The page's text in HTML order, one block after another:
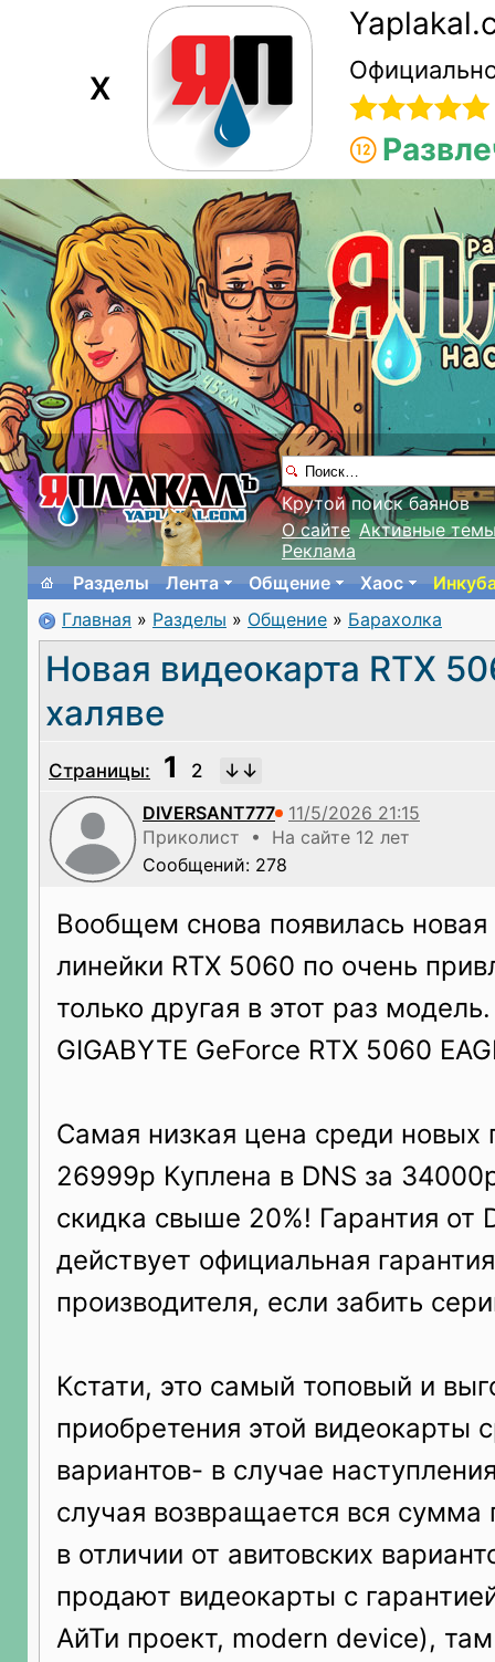
X
Крутой поиск баянов
О сайте Активные
Реклама
Разделы
Лента Общение Хаос
Главная » Разделы » Общение » Барахолка
Новая видеокарта RTX
халяве
Страницы: 1
2
DIVERSANT777
Приколист • На сайте 12 лет
Сообщений: 278
Вообщем снова появилась новая
линейки RTX 5060 по очень
только другая в этот раз модель.
GIGABYTE GeForce RTX 5060
Самая низкая цена среди новых
26999р Куплена в DNS за
скидка свыше 20%! Гарантия от
действует официальная
производителя, если забить
Кстати, это самый топовый и
приобретения этой видеокарты
вариантов- в случае
случая возвращается вся
в отличии от авитовских
продают видеокарты с
АйТи проект, modern device),